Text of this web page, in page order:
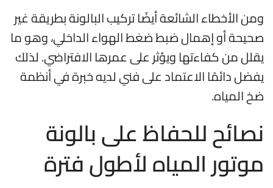
ومن الأخطاء الشائعة أيضًا تركيب البالونة بطريقة غير
صحيحة أو إهمال ضبط ضغط الهواء الداخلي، وهو ما
يقلل من كفاءتها ويؤثر على عمرها الافتراضي. لذلك
يفضل دائمًا الاعتماد على فني لديه خبرة في أنظمة
ضخ المياه.
نصائح للحفاظ على بالونة
موتور المياه لأطول فترة